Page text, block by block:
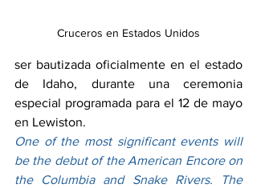
Cruceros en Estados Unidos
ser bautizada oficialmente en el estado
de Idaho, durante una ceremonia
especial programada para el 12 de mayo
en Lewiston.
One of the most significant events will
be the debut of the American Encore on
the Columbia and Snake Rivers. The